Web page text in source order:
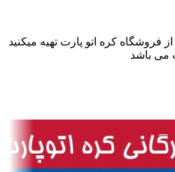
فروشگاه کره اتو پارت تهیه میکنید
می باشد